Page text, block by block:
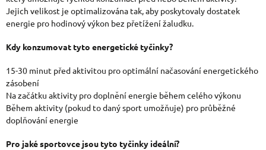
Jejich velikost je optimalizována tak, aby poskytovaly dostatek
energie pro hodinový výkon bez přetížení žaludku.
Kdy konzumovat tyto energetické tyčinky?
15-30 minut před aktivitou pro optimální načasování energetického
zásobení
Na začátku aktivity pro doplnění energie během celého výkonu
Během aktivity (pokud to daný sport umožňuje) pro průběžné
doplňování energie
Pro jaké sportovce jsou tyto tyčinky ideální?